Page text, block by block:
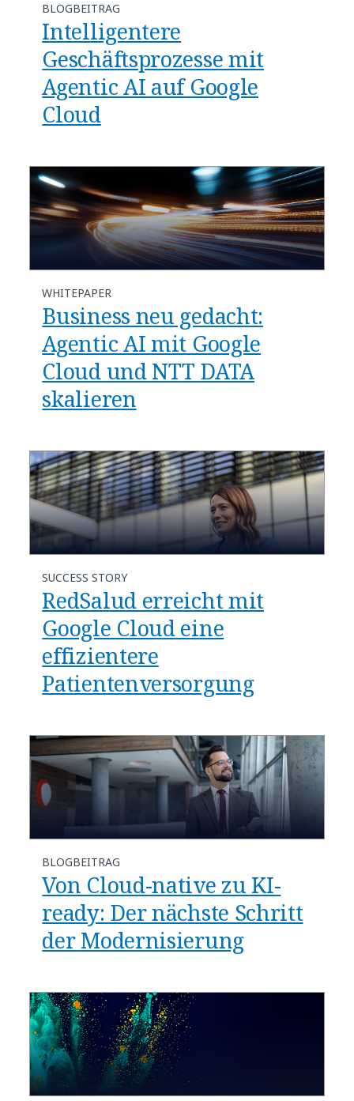
BLOGBEITRAG
​​Intelligentere
Geschäftsprozesse mit
Agentic AI auf Google
Cloud​
WHITEPAPER
Business neu gedacht:
Agentic AI mit Google
Cloud und NTT DATA
skalieren
SUCCESS STORY
RedSalud erreicht mit
Google Cloud eine
effizientere
Patientenversorgung
BLOGBEITRAG
Von Cloud-native zu KI-
ready: Der nächste Schritt
der Modernisierung